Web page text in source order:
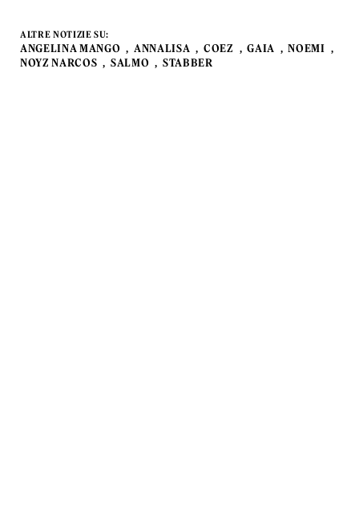
ALTRE NOTIZIE SU:
ANGELINA MANGO ANNALISA COEZ GAIA
NOEMI
NOYZ NARCOS
SALMO STABBER